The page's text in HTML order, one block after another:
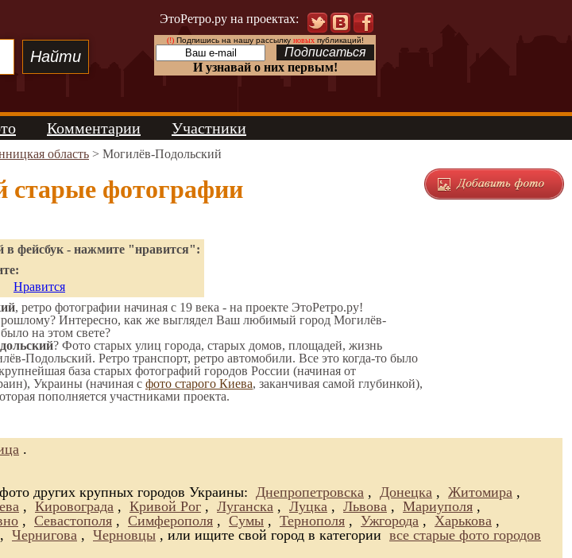
ЭтоРетро.ру на проектах:
(!)Подпишись на нашу рассылку новыхпубликаций!
И узнавай о них первым!
Комментарии Участники
область > Могилёв-Подольский
старые фотографии
в фейсбук - нажмите "нравится":
Нравится
, ретро фотографии начиная с 19 века - на проекте ЭтоРетро.ру!
Интересно, как же выглядел Ваш любимый город Могилёв-
на этом свете?
? Фото старых улиц города, старых домов, площадей, жизнь
Подольский. Ретро транспорт, ретро автомобили. Все это когда-то было
база старых фотографий городов России (начиная от
Украины (начиная с фото старого Киева, заканчивая самой глубинкой),
пополняется участниками проекта.
.
других крупных городов Украины: Днепропетровска , Донецка , Житомира ,
, Кировограда , Кривой Рог , Луганска , Луцка , Львова , Мариуполя ,
, Севастополя , Симферополя , Сумы , Тернополя , Ужгорода , Харькова ,
, Чернигова , Черновцы , или ищите свой город в категории все старые фото городов